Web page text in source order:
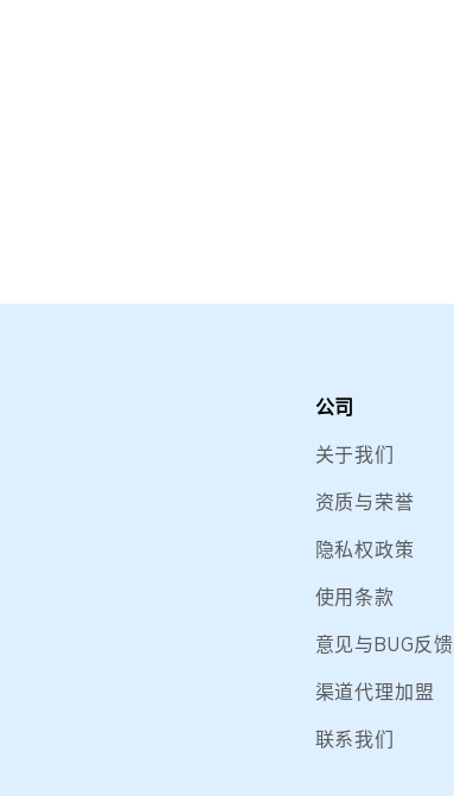
公司
关于我们
资质与荣誉
隐私权政策
使用条款
意见与BUG反馈
渠道代理加盟
联系我们